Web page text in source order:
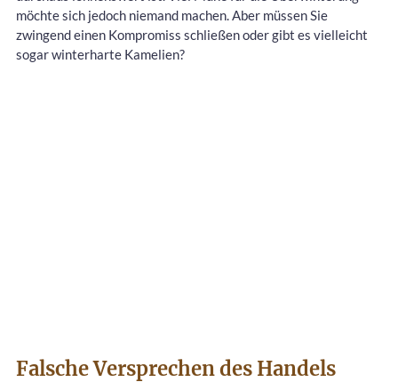
möchte sich jedoch niemand machen. Aber müssen Sie
zwingend einen Kompromiss schließen oder gibt es vielleicht
sogar winterharte Kamelien?
Falsche Versprechen des Handels